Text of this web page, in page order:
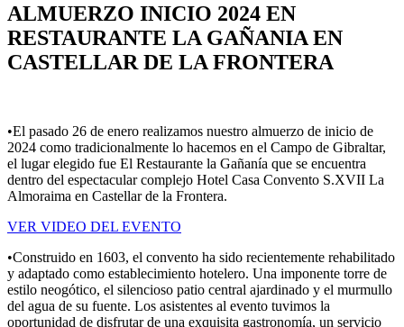
ALMUERZO INICIO 2024 EN
RESTAURANTE LA GAÑANIA EN
CASTELLAR DE LA FRONTERA
•El pasado 26 de enero realizamos nuestro almuerzo de inicio de
2024 como tradicionalmente lo hacemos en el Campo de Gibraltar,
el lugar elegido fue El Restaurante la Gañanía que se encuentra
dentro del espectacular complejo Hotel Casa Convento S.XVII La
Almoraima en Castellar de la Frontera.
VER VIDEO DEL EVENTO
•Construido en 1603, el convento ha sido recientemente rehabilitado
y adaptado como establecimiento hotelero. Una imponente torre de
estilo neogótico, el silencioso patio central ajardinado y el murmullo
del agua de su fuente. Los asistentes al evento tuvimos la
oportunidad de disfrutar de una exquisita gastronomía, un servicio